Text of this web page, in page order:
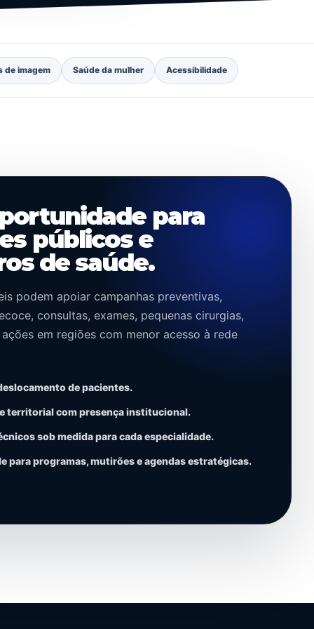
de imagem Saúde da mulher Acessibilidade
para
públicos e
de saúde.
podem apoiar campanhas preventivas,
consultas, exames, pequenas cirurgias,
em regiões com menor acesso à rede
de pacientes.
territorial com presença institucional.
sob medida para cada especialidade.
para programas, mutirões e agendas estratégicas.